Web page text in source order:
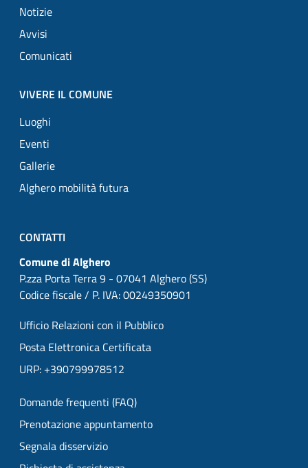
Notizie
Avvisi
Comunicati
VIVERE IL COMUNE
Luoghi
Eventi
Gallerie
Alghero mobilità futura
CONTATTI
Comune di Alghero
P.zza Porta Terra 9 - 07041 Alghero (SS)
Codice fiscale / P. IVA: 00249350901
Ufficio Relazioni con il Pubblico
Posta Elettronica Certificata
URP: +390799978512
Domande frequenti (FAQ)
Prenotazione appuntamento
Segnala disservizio